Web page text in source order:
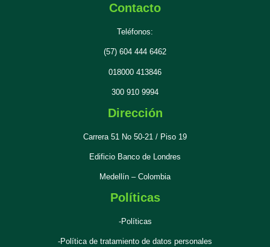
Contacto
Teléfonos:
(57) 604 444 6462
018000 413846
300 910 9994
Dirección
Carrera 51 No 50-21 / Piso 19
Edificio Banco de Londres
Medellín – Colombia
Políticas
-Políticas
-Política de tratamiento de datos personales